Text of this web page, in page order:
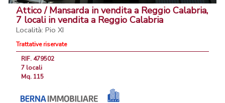
Attico / Mansarda in vendita a Reggio Calabria,
7 locali in vendita a Reggio Calabria
Località: Pio XI
Trattative riservate
RIF. 479502
7 locali
Mq. 115